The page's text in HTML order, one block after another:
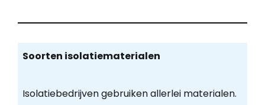
Soorten isolatiematerialen
Isolatiebedrijven gebruiken allerlei materialen.